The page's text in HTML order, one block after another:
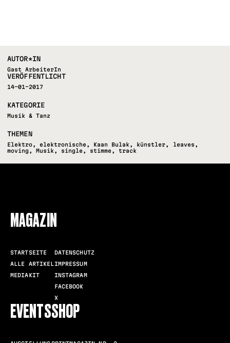
AUTOR*IN
Gast ArbeiterIn
VERÖFFENTLICHT
14-01-2017
KATEGORIE
Musik & Tanz
THEMEN
Elektro, elektronische , Kaan Bulak, künstler, leaves ,
moving ,Musik, single , stimme ,track
MAGAZIN
STARTSEITE
ALLE ARTIKEL
MEDIAKIT
DATENSCHUTZ
IMPRESSUM
INSTAGRAM
FACEBOOK
X
EVENTSSHOP